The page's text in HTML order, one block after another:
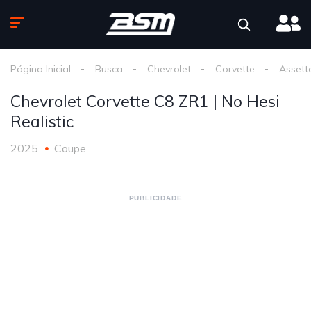
Página Inicial Busca Chevrolet Corvette
Chevrolet Corvette C8 ZR1 | No Hesi
Realistic
2025 Coupe
PUBLICIDADE